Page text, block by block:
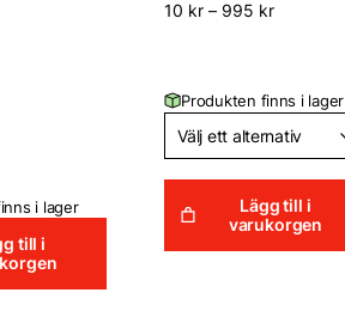
i lager
till i
10 kr – 995 kr
Produkten finns i lager
Lägg till i
varukorgen